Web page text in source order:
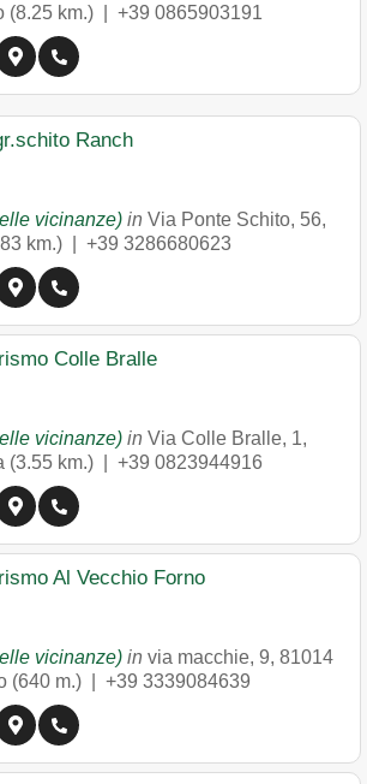
(8.25 km.) | +39 0865903191
Ranch
vicinanze) in Via Ponte Schito, 56,
km.) | +39 3286680623
Colle Bralle
vicinanze) in Via Colle Bralle, 1,
(3.55 km.) | +39 0823944916
Al Vecchio Forno
vicinanze) in via macchie, 9, 81014
(640 m.) | +39 3339084639